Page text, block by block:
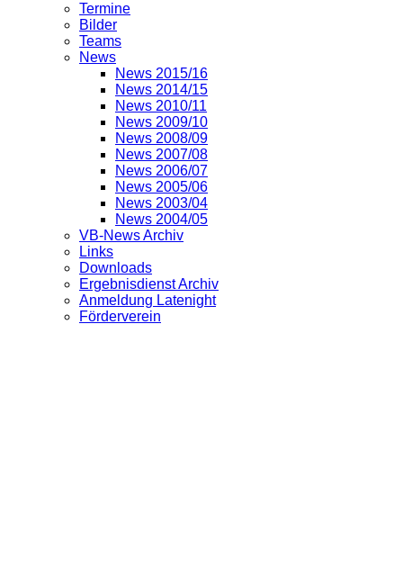
Termine
Bilder
Teams
News
News 2015/16
News 2014/15
News 2010/11
News 2009/10
News 2008/09
News 2007/08
News 2006/07
News 2005/06
News 2003/04
News 2004/05
VB-News Archiv
Links
Downloads
Ergebnisdienst Archiv
Anmeldung Latenight
Förderverein